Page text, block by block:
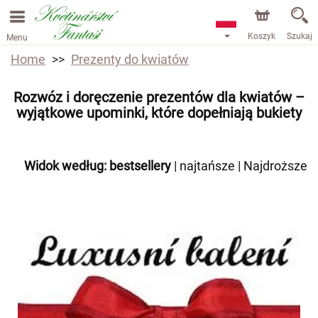
Menu Koszyk Szukaj
Home Prezenty do kwiatów
Rozwóz i doręczenie prezentów dla kwiatów –
wyjątkowe upominki, które dopełniają bukiety
Widok według: bestsellery | najtańsze | Najdroższe